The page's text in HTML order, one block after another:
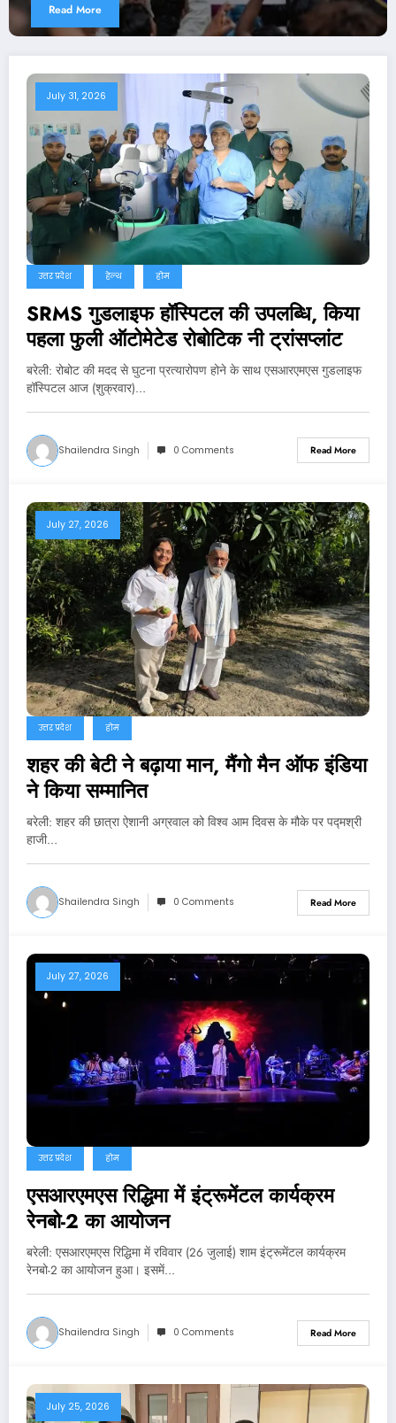
Read More
July 31, 2026
उत्तर प्रदेश हेल्थ होम
SRMS गुडलाइफ हॉस्पिटल की उपलब्धि, किया
पहला फुली ऑटोमेटेड रोबोटिक नी ट्रांसप्लांट
बरेली: रोबोट की मदद से घुटना प्रत्यारोपण होने के साथ एसआरएमएस गुडलाइफ
हॉस्पिटल आज (शुक्रवार)…
Shailendra Singh 0 Comments Read More
July 27, 2026
उत्तर प्रदेश होम
शहर की बेटी ने बढ़ाया मान, मैंगो मैन ऑफ इंडिया
ने किया सम्मानित
बरेली: शहर की छात्रा ऐशानी अग्रवाल को विश्व आम दिवस के मौके पर पद्मश्री
हाजी…
Shailendra Singh 0 Comments Read More
July 27, 2026
उत्तर प्रदेश होम
एसआरएमएस रिद्धिमा में इंट्रूमेंटल कार्यक्रम
रेनबो-2 का आयोजन
बरेली: एसआरएमएस रिद्धिमा में रविवार (26 जुलाई) शाम इंट्रूमेंटल कार्यक्रम
रेनबो-2 का आयोजन हुआ। इसमें…
Shailendra Singh 0 Comments Read More
July 25, 2026